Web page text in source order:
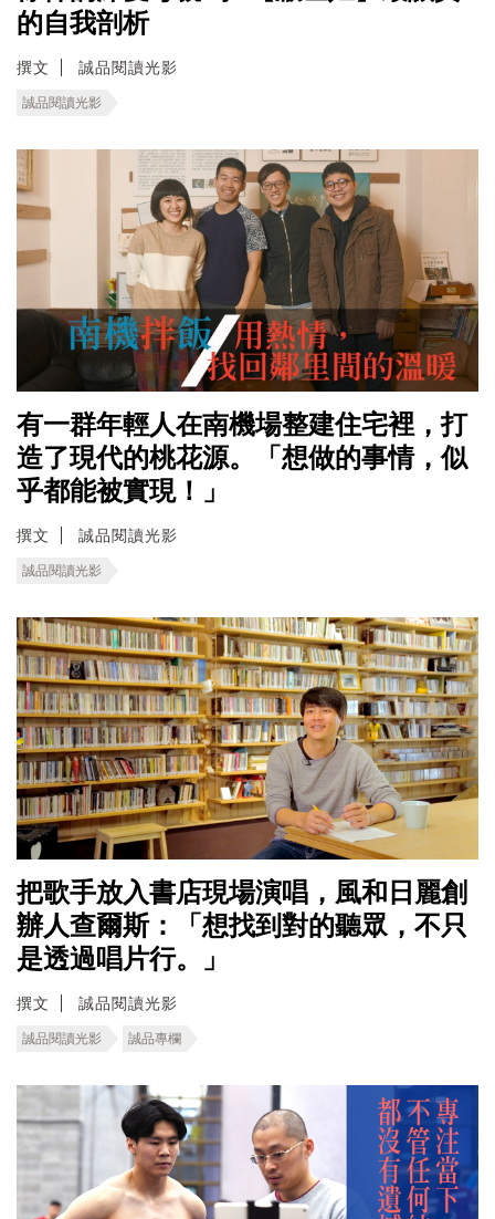
的自我剖析
撰文 誠品閱讀光影
誠品閱讀光影
有一群年輕人在南機場整建住宅裡，打
造了現代的桃花源。「想做的事情，似
乎都能被實現！」
撰文 誠品閱讀光影
誠品閱讀光影
把歌手放入書店現場演唱，風和日麗創
辦人查爾斯：「想找到對的聽眾，不只
是透過唱片行。」
撰文 誠品閱讀光影
誠品閱讀光影 誠品專欄